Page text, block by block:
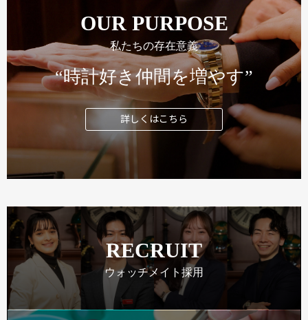
OUR PURPOSE
私たちの存在意義
“時計好き仲間を増やす”
詳しくはこちら
RECRUIT
ウォッチメイト採用